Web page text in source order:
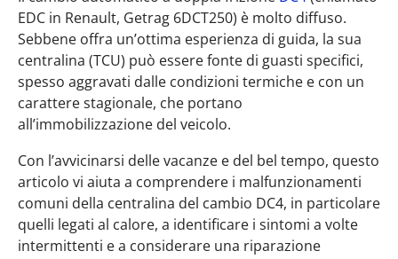
EDC in Renault, Getrag 6DCT250) è molto diffuso.
Sebbene offra un’ottima esperienza di guida, la sua
centralina (TCU) può essere fonte di guasti specifici,
spesso aggravati dalle condizioni termiche e con un
carattere stagionale, che portano
all’immobilizzazione del veicolo.
Con l’avvicinarsi delle vacanze e del bel tempo, questo
articolo vi aiuta a comprendere i malfunzionamenti
comuni della centralina del cambio DC4, in particolare
quelli legati al calore, a identificare i sintomi a volte
intermittenti e a considerare una riparazione